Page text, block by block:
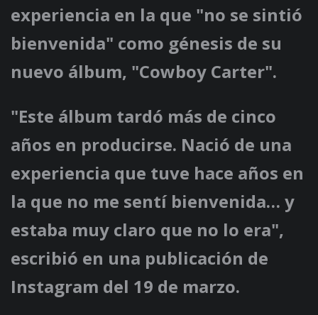
experiencia en la que "no se sintió
bienvenida" como génesis de su
nuevo álbum, "Cowboy Carter".
"Este álbum tardó más de cinco
años en producirse. Nació de una
experiencia que tuve hace años en
la que no me sentí bienvenida… y
estaba muy claro que no lo era",
escribió en una publicación de
Instagram del 19 de marzo.